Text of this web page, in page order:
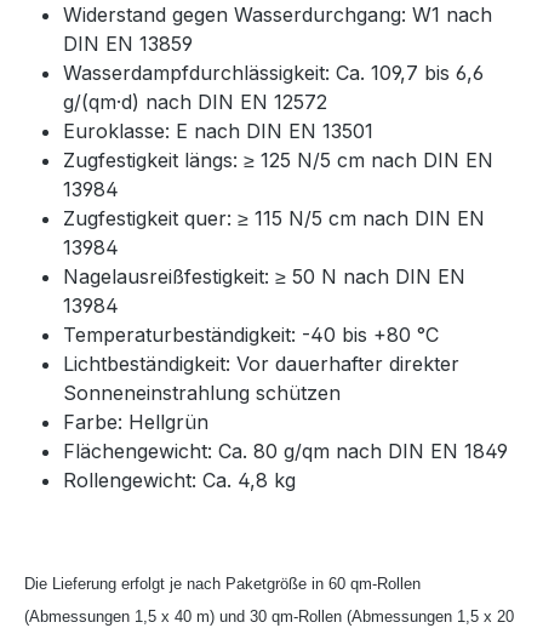
Widerstand gegen Wasserdurchgang: W1 nach
DIN EN 13859
Wasserdampfdurchlässigkeit: Ca. 109,7 bis 6,6
g/(qm·d) nach DIN EN 12572
Euroklasse: E nach DIN EN 13501
Zugfestigkeit längs: ≥ 125 N/5 cm nach DIN EN
13984
Zugfestigkeit quer: ≥ 115 N/5 cm nach DIN EN
13984
Nagelausreißfestigkeit: ≥ 50 N nach DIN EN
13984
Temperaturbeständigkeit: -40 bis +80 °C
Lichtbeständigkeit: Vor dauerhafter direkter
Sonneneinstrahlung schützen
Farbe: Hellgrün
Flächengewicht: Ca. 80 g/qm nach DIN EN 1849
Rollengewicht: Ca. 4,8 kg
Die Lieferung erfolgt je nach Paketgröße in 60 qm-Rollen
(Abmessungen 1,5 x 40 m) und 30 qm-Rollen (Abmessungen 1,5 x 20